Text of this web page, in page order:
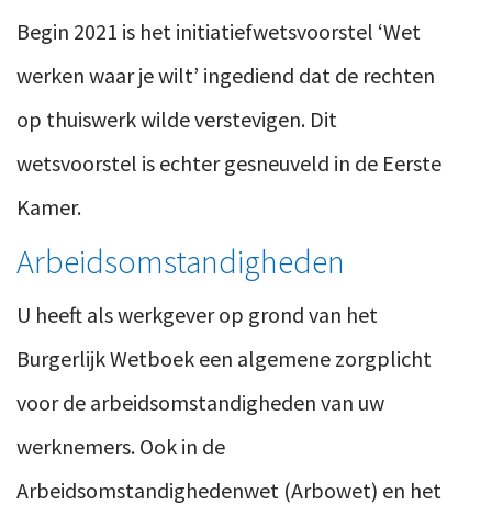
Begin 2021 is het initiatiefwetsvoorstel ‘Wet
werken waar je wilt’ ingediend dat de rechten
op thuiswerk wilde verstevigen. Dit
wetsvoorstel is echter gesneuveld in de Eerste
Kamer.
Arbeidsomstandigheden
U heeft als werkgever op grond van het
Burgerlijk Wetboek een algemene zorgplicht
voor de arbeidsomstandigheden van uw
werknemers. Ook in de
Arbeidsomstandighedenwet (Arbowet) en het